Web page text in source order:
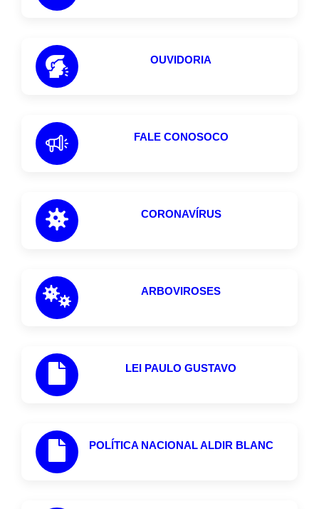
OUVIDORIA
FALE CONOSOCO
CORONAVÍRUS
ARBOVIROSES
LEI PAULO GUSTAVO
POLÍTICA NACIONAL ALDIR BLANC